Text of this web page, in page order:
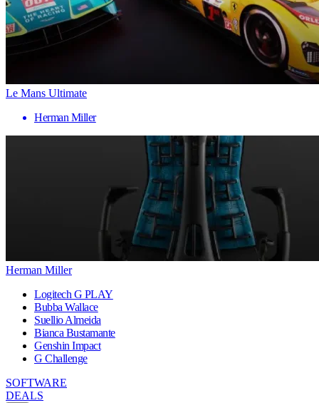
Le Mans Ultimate
Herman Miller
Herman Miller
Logitech G PLAY
Bubba Wallace
Suellio Almeida
Bianca Bustamante
Genshin Impact
G Challenge
SOFTWARE
DEALS